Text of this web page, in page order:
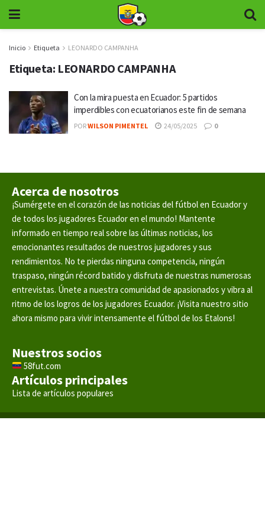
Inicio Etiqueta LEONARDO CAMPANHA
Etiqueta: LEONARDO CAMPANHA
Con la mira puesta en Ecuador: 5 partidos
imperdibles con ecuatorianos este fin de semana
PORWILSON PIMENTEL 24/05/2025 0
Acerca de nosotros
¡Sumérgete en el corazón de las noticias del fútbol en Ecuador y
de todos los jugadores Ecuador en el mundo! Mantente
informado en tiempo real sobre las últimas noticias, los
emocionantes resultados de nuestros jugadores y sus
rendimientos. No te pierdas ninguna competencia, ningún
traspaso, ningún récord batido y disfruta de nuestras numerosas
entrevistas. Únete a nuestra comunidad de apasionados y vibra al
ritmo de los logros de los jugadores Ecuador. ¡Visita nuestro sitio
ahora mismo para vivir intensamente el fútbol de los Etalons!
Nuestros socios
58fut.com
Artículos principales
Lista de artículos populares